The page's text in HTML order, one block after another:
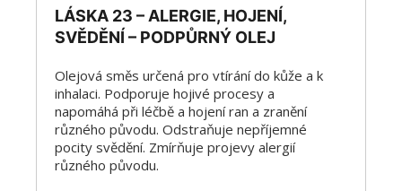
LÁSKA 23 – ALERGIE, HOJENÍ,
SVĚDĚNÍ – PODPŮRNÝ OLEJ
Olejová směs určená pro vtírání do kůže a k
inhalaci. Podporuje hojivé procesy a
napomáhá při léčbě a hojení ran a zranění
různého původu. Odstraňuje nepříjemné
pocity svědění. Zmírňuje projevy alergií
různého původu.